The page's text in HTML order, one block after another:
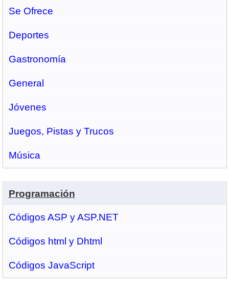
Se Ofrece
Deportes
Gastronomí­a
General
Jóvenes
Juegos, Pistas y Trucos
Música
Programación
Códigos ASP y ASP.NET
Códigos html y Dhtml
Códigos JavaScript